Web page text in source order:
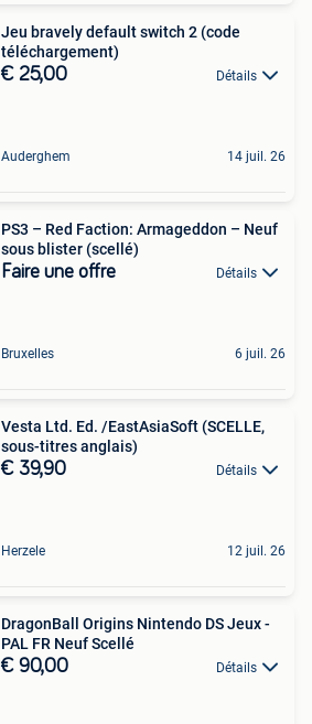
Jeu bravely default switch 2 (code
téléchargement)
€ 25,00 Détails
Auderghem 14 juil. 26
PS3 – Red Faction: Armageddon – Neuf
sous blister (scellé)
Faire une offre Détails
Bruxelles 6 juil. 26
Vesta Ltd. Ed. /EastAsiaSoft (SCELLE,
sous-titres anglais)
€ 39,90 Détails
Herzele 12 juil. 26
DragonBall Origins Nintendo DS Jeux -
PAL FR Neuf Scellé
€ 90,00 Détails